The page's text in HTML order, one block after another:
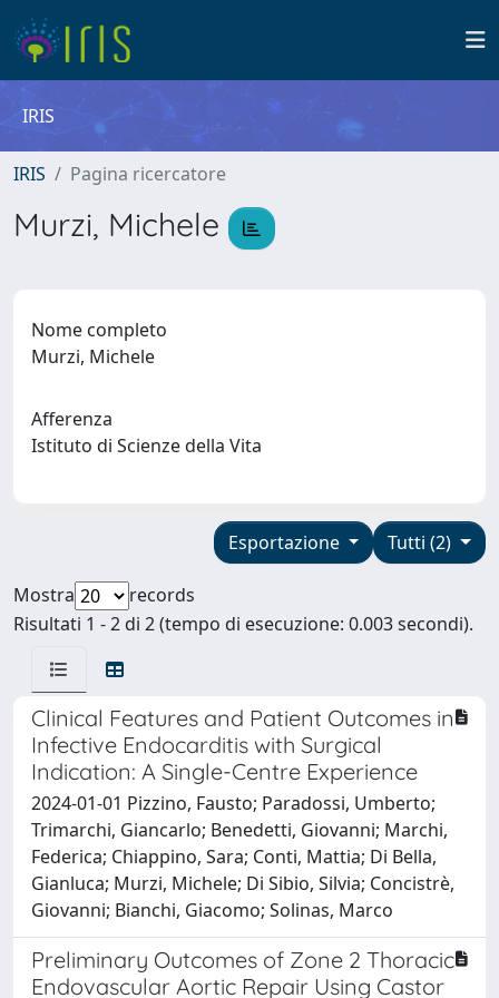
IRIS
IRIS Pagina ricercatore
Murzi, Michele
Nome completo
Murzi, Michele
Afferenza
Istituto di Scienze della Vita
Tutti (2)
Esportazione
Mostra
records
Risultati 1 - 2 di 2 (tempo di esecuzione: 0.003 secondi).
Clinical Features and Patient Outcomes in
Infective Endocarditis with Surgical
Indication: A Single-Centre Experience
2024-01-01 Pizzino, Fausto; Paradossi, Umberto;
Trimarchi, Giancarlo; Benedetti, Giovanni; Marchi,
Federica; Chiappino, Sara; Conti, Mattia; Di Bella,
Gianluca; Murzi, Michele; Di Sibio, Silvia; Concistrè,
Giovanni; Bianchi, Giacomo; Solinas, Marco
Preliminary Outcomes of Zone 2 Thoracic
Endovascular Aortic Repair Using Castor